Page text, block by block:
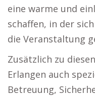
eine warme und
schaffen, in der
die Veranstaltung
Zusätzlich zu
Erlangen auch
Betreuung,